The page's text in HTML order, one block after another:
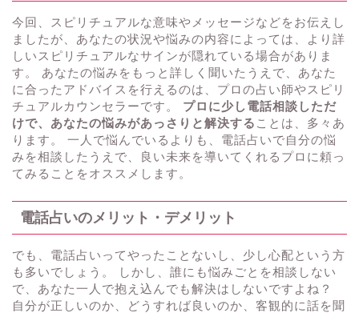
今回、スピリチュアルな意味やメッセージなどをお伝えし
ましたが、あなたの状況や悩みの内容によっては、より詳
しいスピリチュアルなサインが隠れている場合がありま
す。 あなたの悩みをもっと詳しく聞いたうえで、あなた
に合ったアドバイスを行えるのは、プロの占い師やスピリ
チュアルカウンセラーです。 プロに少し電話相談しただ
けで、あなたの悩みがあっさりと解決する ことは、多々あ
ります。 一人で悩んでいるよりも、電話占いで自分の悩
みを相談したうえで、良い未来を導いてくれるプロに頼っ
てみることをオススメします。
電話占いのメリット・デメリット
でも、電話占いってやったことないし、少し心配という方
も多いでしょう。 しかし、誰にも悩みごとを相談しない
で、あなた一人で抱え込んでも解決はしないですよね？
自分が正しいのか、どうすれば良いのか、客観的に話を聞